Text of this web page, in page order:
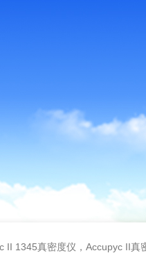
II 1345真密度仪，Accupyc II真